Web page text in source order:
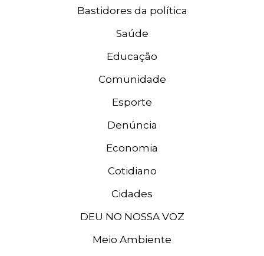
Bastidores da política
Saúde
Educação
Comunidade
Esporte
Denúncia
Economia
Cotidiano
Cidades
DEU NO NOSSA VOZ
Meio Ambiente